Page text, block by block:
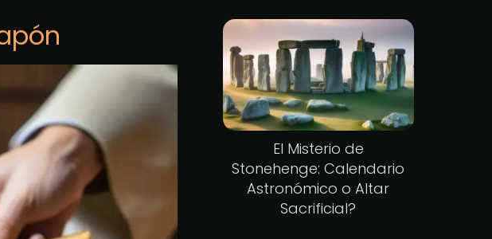
El Misterio de
Stonehenge: Calendario
Astronómico o Altar
Sacrificial?